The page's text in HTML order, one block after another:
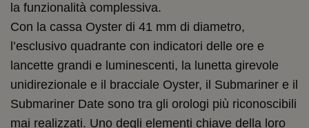
la funzionalità complessiva.
Con la cassa Oyster di 41 mm di diametro,
l’esclusivo quadrante con indicatori delle ore e
lancette grandi e luminescenti, la lunetta girevole
unidirezionale e il bracciale Oyster, il Submariner e il
Submariner Date sono tra gli orologi più riconoscibili
mai realizzati. Uno degli elementi chiave della loro